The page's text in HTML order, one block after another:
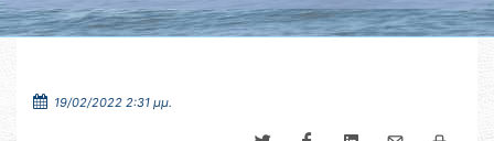
19/02/2022 2:31 μμ.